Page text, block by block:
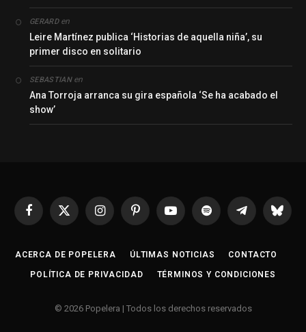
GERARDen
Leire Martínez publica ‘Historias de aquella niña’, su
primer disco en solitario
SEBASTIANen
Ana Torroja arranca su gira española ‘Se ha acabado el
show’
Facebook
X
InstagramPinterestYouTubeSpotify Telegrama
ACERCA DE POPELERA ÚLTIMAS NOTICIAS CONTACTO
POLÍTICA DE PRIVACIDAD TÉRMINOS Y CONDICIONES
© 2026 Popelera | Todos los derechos reservados